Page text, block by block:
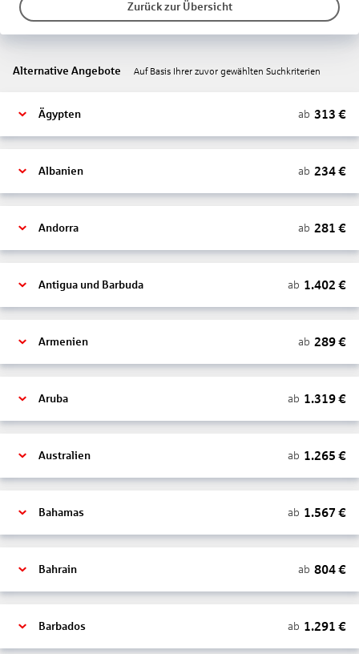
Zurück zur Übersicht
Alternative Angebote Auf Basis Ihrer zuvor gewählten Suchkriterien
Ägypten ab 313 €
Albanien ab 234€
Andorra ab 281 €
Antigua und Barbuda ab 1.402 €
Armenien ab 289€
Aruba ab 1.319€
Australien ab 1.265 €
Bahamas ab 1.567 €
Bahrain ab 804€
Barbados ab 1.291 €